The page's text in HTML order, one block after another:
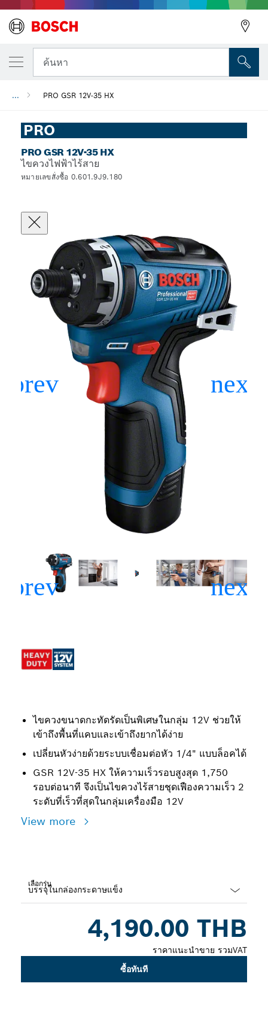
ค้นหา
... PRO GSR 12V-35 HX
PRO
PRO GSR 12V-35 HX
ไขควงไฟฟ้าไร้สาย
หมายเลขสั่งซื้อ 0.601.9J9.180
ไขควงขนาดกะทัดรัดเป็นพิเศษในกลุ่ม 12V ช่วยให้
เข้าถึงพื้นที่แคบและเข้าถึงยากได้ง่าย
เปลี่ยนหัวง่ายด้วยระบบเชื่อมต่อหัว 1/4" แบบล็อคได้
GSR 12V-35 HX ให้ความเร็วรอบสูงสุด 1,750
รอบต่อนาที จึงเป็นไขควงไร้สายชุดเฟืองความเร็ว 2
ระดับที่เร็วที่สุดในกลุ่มเครื่องมือ 12V
View more
เลือกรุ่น
4,190.00 THB
ราคาแนะนำขาย รวมVAT
ซื้อทันที